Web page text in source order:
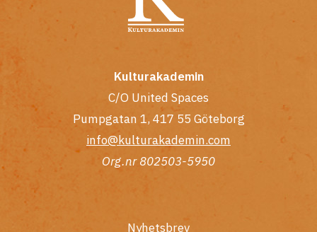
Kulturakademin
C/O United Spaces
Pumpgatan 1, 417 55 Göteborg
info@kulturakademin.com
Org.nr 802503-5950
Nyhetsbrev